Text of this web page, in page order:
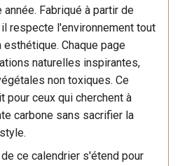
Fabriqué à partir de
respecte l'environnement tout
Chaque page
naturelles inspirantes,
non toxiques. Ce
pour ceux qui cherchent à
carbone sans sacrifier la
ce calendrier s'étend pour